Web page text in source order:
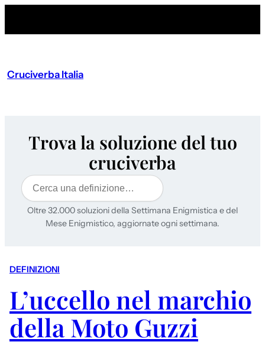
Cruciverba Italia
Trova la soluzione del tuo
cruciverba
Cerca
Oltre 32.000 soluzioni della Settimana Enigmistica e del
Mese Enigmistico, aggiornate ogni settimana.
DEFINIZIONI
L’uccello nel marchio
della Moto Guzzi